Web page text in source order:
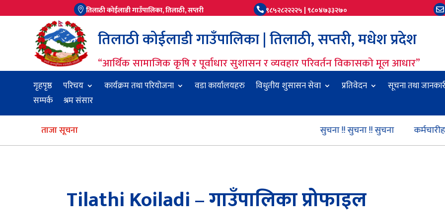
 तिलाठी कोईलाडी गाउँपालिका, तिलाठी, सप्तरी ९८५२८२२२२५ | ९८०४७३३२७० 
तिलाठी कोईलाडी गाउँपालिका | तिलाठी, सप्तरी, मधेश प्रदेश
“आर्थिक सामाजिक कृषि र पूर्वाधार सुशासन र व्यवहार परिवर्तन विकासको मूल आधार”
गृहपृष्ठ परिचय कार्यक्रम तथा परियोजना वडा कार्यालयहरु विधुतीय शुसासन सेवा प्रतिवेदन सूचना तथा
सम्पर्क
श्रम संसार
ताजा सूचना सुचना !! सुचना !! सुचना
Tilathi Koiladi – गाउँपालिका प्रोफाइल